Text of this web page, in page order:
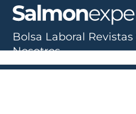
Bolsa Laboral Revistas
Nosotros